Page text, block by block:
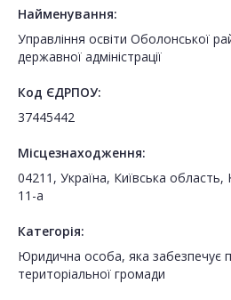
Найменування:
Управління освіти Оболонської
державної адміністрації
Код ЄДРПОУ:
37445442
Місцезнаходження:
04211, Україна, Київська область,
11-а
Категорія:
Юридична особа, яка забезпечує
територіальної громади